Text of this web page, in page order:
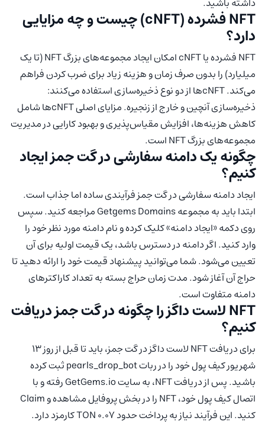
NFT فشرده (cNFT) چیست و چه مزایایی
دارد؟
NFT فشرده یا cNFT امکان ایجاد مجموعه‌های بزرگ NFT (تا یک
میلیارد) را بدون صرف زمان و هزینه زیاد برای ضرب کردن فراهم
می‌کند. cNFTها از دو نوع ذخیره‌سازی استفاده می‌کنند:
ذخیره‌سازی آنچین و خارج از زنجیره. مزایای اصلی cNFTها شامل
کاهش هزینه‌ها، افزایش مقیاس‌پذیری و بهبود کارایی در مدیریت
مجموعه‌های بزرگ NFT است.
چگونه یک دامنه سفارشی در گت جمز ایجاد
کنیم؟
ایجاد دامنه سفارشی در گت جمز فرآیندی ساده اما جذاب است.
ابتدا باید به مجموعه Getgems Domains مراجعه کنید. سپس
روی دکمه «ایجاد دامنه» کلیک کرده و نام دامنه مورد نظر خود را
وارد کنید. اگر دامنه در دسترس باشد، یک قیمت اولیه برای آن
تعیین می‌شود. شما می‌توانید پیشنهاد قیمت خود را ارائه دهید تا
حراج آن آغاز شود. مدت زمان حراج بسته به تعداد کاراکترهای
دامنه متفاوت است.
NFT لاست داگز را چگونه در گت جمز دریافت
کنیم؟
برای دریافت NFT لاست داگز در گت جمز، باید تا قبل از روز 13
شهریور کیف پول خود را در ربات pearls_drop_bot ثبت کرده
باشید. پس از دریافت NFT، به سایت GetGems.io رفته و با
اتصال کیف پول خود، NFT را در بخش پروفایل مشاهده و Claim
کنید. این فرآیند نیاز به پرداخت حدود 0.07 TON کارمزد دارد.